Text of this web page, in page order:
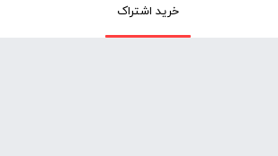
خرید اشتراک